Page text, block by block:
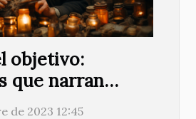
objetivo:
que narran
de 2023 12:45